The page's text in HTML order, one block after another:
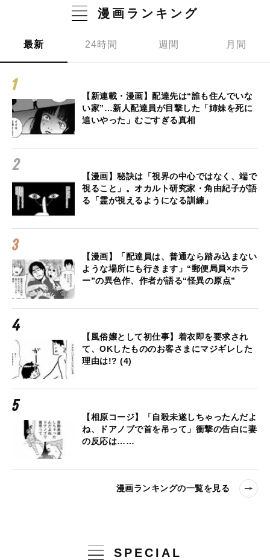
漫画ランキング
最新 24時間 週間 月間
【新連載・漫画】配達先は“誰も住んでいな
い家”…新人配達員が目撃した「姉妹を死に
追いやった」むごすぎる真相
【漫画】秘訣は「視界の中心ではなく、端で
視ること」。オカルト研究家・角由紀子が語
る「霊が視えるようになる訓練」
【漫画】「配達員は、普通なら踏み込まない
ような場所にも行きます」“郵便局員×ホラ
ー”の異色作、作者が語る“怪異の原点”
【風俗嬢として初仕事】着衣即を要求され
て、OKしたもののお客さまにマジギレした
理由は!? (4)
【相原コージ】「自殺未遂しちゃったんだよ
ね、ドアノブで首を吊って」衝撃の告白に妻
の反応は……
漫画ランキングの一覧を見る
SPECIAL